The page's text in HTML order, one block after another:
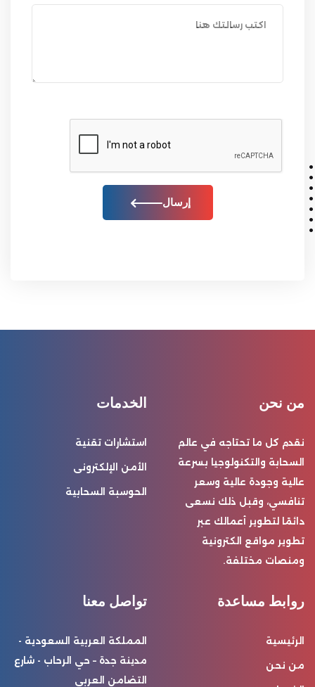
إرسال
من نحن
نقدم كل ما تحتاجه في عالم
السحابة والتكنولوجيا بسرعة
عالية وجودة عالية وسعر
تنافسي، وقبل ذلك نسعى
دائمًا لتطوير أعمالك عبر
تطوير مواقع الكترونية
ومنصات مختلفة.
الخدمات
استشارات تقنية
الأمن الإلكترونى
الحوسبة السحابية
روابط مساعدة
الرئيسية
من نحن
تواصل معنا
المملكة العربية السعودية -
مدينة جدة – حي الرحاب - شارع
التضامن العربي